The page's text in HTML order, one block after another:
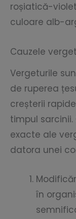
roșiatică-
culoare alb-
Cauzele
Vergeturile
de ruperea
creșterii
timpul
exacte ale
datora unei
în